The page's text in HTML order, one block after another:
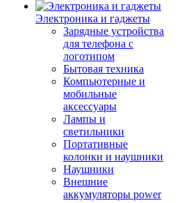
Электроника и гаджеты
Зарядные устройства
для телефона с
логотипом
Бытовая техника
Компьютерные и
мобильные
аксессуары
Лампы и
светильники
Портативные
колонки и наушники
Наушники
Внешние
аккумуляторы power